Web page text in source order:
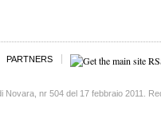
PARTNERS
nr 504 del 17 febbraio 2011.